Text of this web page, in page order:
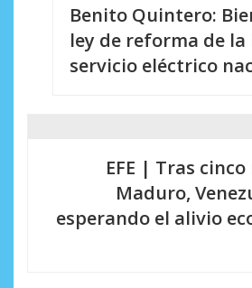
Benito Quintero:
ley de reforma de la
servicio eléctrico
EFE | Tras cinco
Maduro,
esperando el alivio